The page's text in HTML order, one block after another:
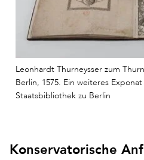
Leonhardt Thurneysser zum
Berlin, 1575. Ein weiteres
Staatsbibliothek zu Berlin
Konservatorische